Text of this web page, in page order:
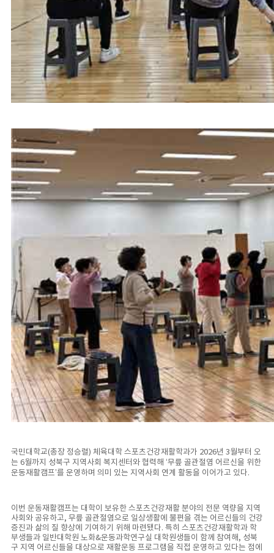
국민대학교(총장 정승렬) 체육대학 스포츠건강재활학과가 2026년 3월부터 오
는 6월까지 성북구 지역사회 복지센터와 협력해 ‘무릎 골관절염 어르신을 위한
운동재활캠프’를 운영하며 의미 있는 지역사회 연계 활동을 이어가고 있다.
이번 운동재활캠프는 대학이 보유한 스포츠건강재활 분야의 전문 역량을 지역
사회와 공유하고, 무릎 골관절염으로 일상생활에 불편을 겪는 어르신들의 건강
증진과 삶의 질 향상에 기여하기 위해 마련됐다. 특히 스포츠건강재활학과 학
부생들과 일반대학원 노화&운동과학연구실 대학원생들이 함께 참여해, 성북
구 지역 어르신들을 대상으로 재활운동 프로그램을 직접 운영하고 있다는 점에